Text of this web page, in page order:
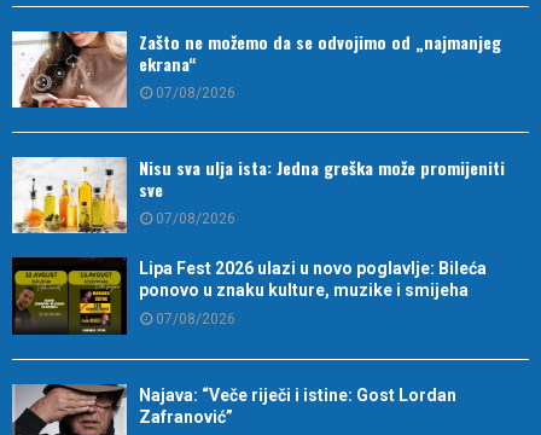
Zašto ne možemo da se odvojimo od „najmanjeg
ekrana“
07/08/2026
Nisu sva ulja ista: Jedna greška može promijeniti
sve
07/08/2026
Lipa Fest 2026 ulazi u novo poglavlje: Bileća
ponovo u znaku kulture, muzike i smijeha
07/08/2026
Najava: “Veče riječi i istine: Gost Lordan
Zafranović”